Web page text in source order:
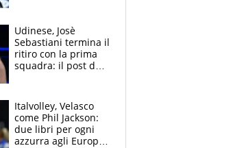
McLaren siano
meglio?”
Udinese, Josè
Sebastiani termina il
ritiro con la prima
squadra: il post del
sfondo
Italvolley, Velasco
come Phil Jackson:
due libri per ogni
azzurra agli Europei.